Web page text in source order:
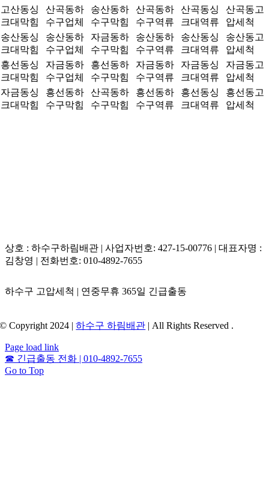
고산동싱
크대막힘
산곡동하
수구업체
송산동하
수구막힘
산곡동하
수구역류
산곡동싱
크대역류
산곡동고
압세척
송산동싱
크대막힘
송산동하
수구업체
자금동하
수구막힘
송산동하
수구역류
송산동싱
크대역류
송산동고
압세척
흥선동싱
크대막힘
자금동하
수구업체
흥선동하
수구막힘
자금동하
수구역류
자금동싱
크대역류
자금동고
압세척
자금동싱
크대막힘
흥선동하
수구막힘
산곡동하
수구막힘
흥선동하
수구역류
흥선동싱
크대역류
흥선동고
압세척
상호 : 하수구하림배관 | 사업자번호: 427-15-00776 | 대표자명 :
김창영 | 전화번호: 010-4892-7655
하수구 고압세척 | 연중무휴 365일 긴급출동
© Copyright 2024 |하수구 하림배관 | All Rights Reserved .
Page load link
☎ 긴급출동 전화 | 010-4892-7655
Go to Top